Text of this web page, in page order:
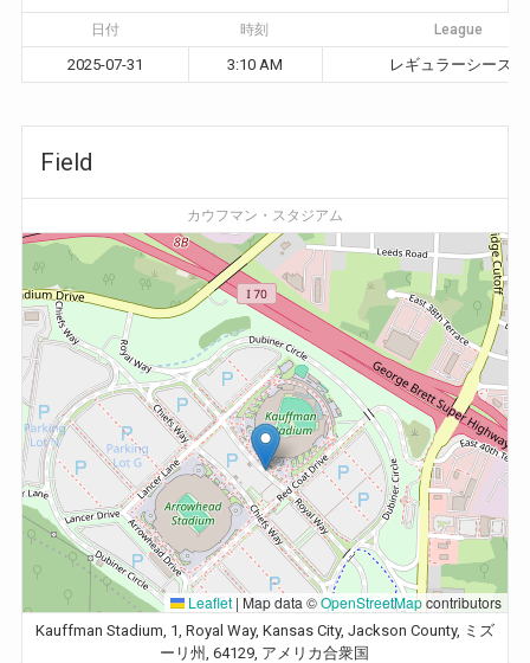
日付 時刻 League
2025-07-31 3:10 AM レギュラーシーズン
Field
カウフマン・スタジアム
Leaflet | Map data ©OpenStreetMapcontributors
Kauffman Stadium, 1, Royal Way, Kansas City, Jackson County, ミズ
ーリ州, 64129, アメリカ合衆国